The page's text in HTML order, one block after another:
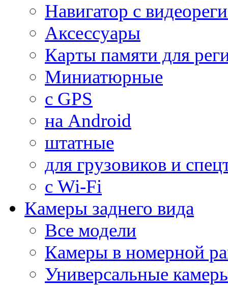
Навигатор с
Аксессуары
Карты памяти для
Миниатюрные
с GPS
на Android
штатные
для грузовиков и
с Wi-Fi
Камеры заднего вида
Все модели
Камеры в номерной
Универсальные